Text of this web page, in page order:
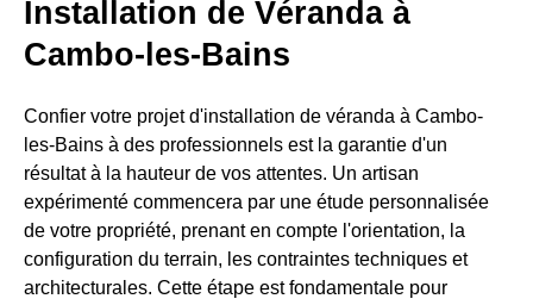
Installation de Véranda à
Cambo-les-Bains
Confier votre projet d'installation de véranda à Cambo-
les-Bains à des professionnels est la garantie d'un
résultat à la hauteur de vos attentes. Un artisan
expérimenté commencera par une étude personnalisée
de votre propriété, prenant en compte l'orientation, la
configuration du terrain, les contraintes techniques et
architecturales. Cette étape est fondamentale pour